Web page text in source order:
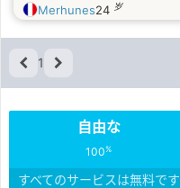
Merhunes24 岁
1
自由な
100%
すべてのサービスは無料です